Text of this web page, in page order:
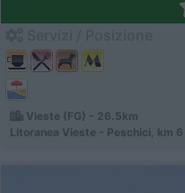
Vieste (FG) - 26.5km
Litoranea Vieste - Peschici, km 6